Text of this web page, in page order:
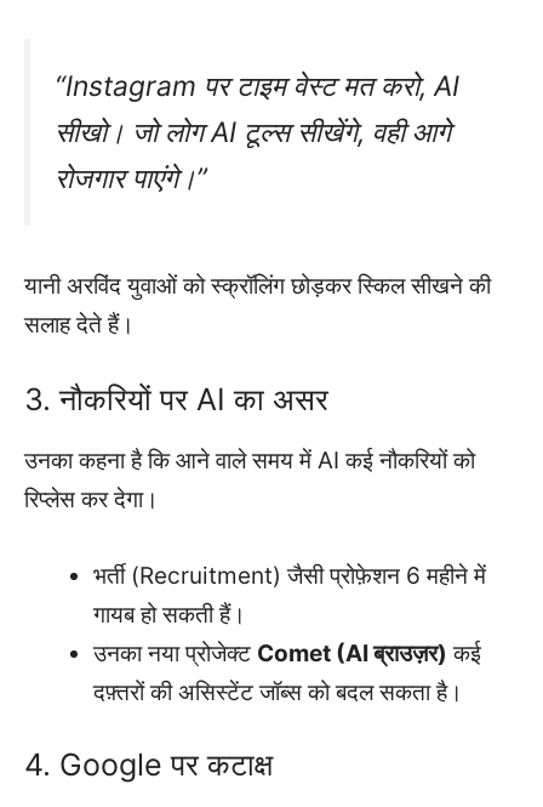
“Instagram पर टाइम वेस्ट मत करो, AI
सीखो। जो लोग AI टूल्स सीखेंगे, वही आगे
रोजगार पाएंगे।”
यानी अरविंद युवाओं को स्क्रॉलिंग छोड़कर स्किल सीखने की
सलाह देते हैं।
3. नौकरियों पर AI का असर
उनका कहना है कि आने वाले समय में AI कई नौकरियों को
रिप्लेस कर देगा।
भर्ती (Recruitment) जैसी प्रोफ़ेशन 6 महीने में
गायब हो सकती हैं।
उनका नया प्रोजेक्ट Comet (AI ब्राउज़र) कई
दफ़्तरों की असिस्टेंट जॉब्स को बदल सकता है।
4. Google पर कटाक्ष